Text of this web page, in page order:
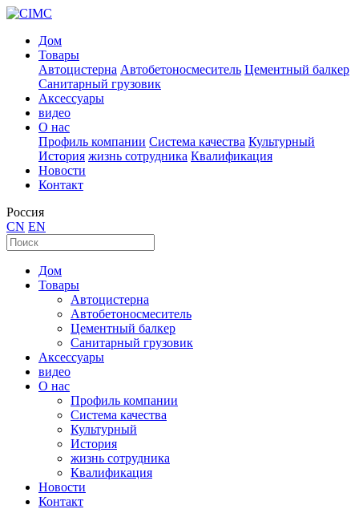
Дом
Товары
Автоцистерна Автобетоносмеситель Цементный балкер
Санитарный грузовик
Аксессуары
видео
О нас
Профиль компании Система качества Культурный
История жизнь сотрудника Квалификация
Новости
Контакт
Россия
CN EN
Дом
Товары
Автоцистерна
Автобетоносмеситель
Цементный балкер
Санитарный грузовик
Аксессуары
видео
О нас
Профиль компании
Система качества
Культурный
История
жизнь сотрудника
Квалификация
Новости
Контакт